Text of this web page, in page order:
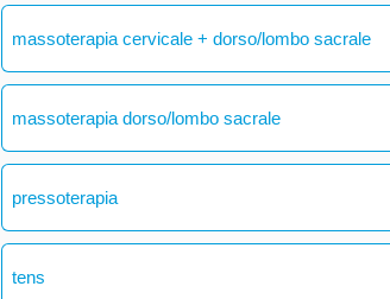
massoterapia cervicale + dorso/lombo sacrale
massoterapia dorso/lombo sacrale
pressoterapia
tens